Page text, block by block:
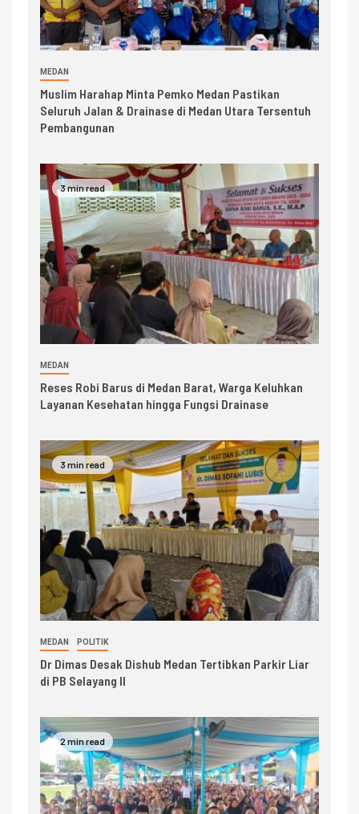
MEDAN
Muslim Harahap Minta Pemko Medan Pastikan
Seluruh Jalan & Drainase di Medan Utara Tersentuh
Pembangunan
3 min read
MEDAN
Reses Robi Barus di Medan Barat, Warga Keluhkan
Layanan Kesehatan hingga Fungsi Drainase
3 min read
MEDAN POLITIK
Dr Dimas Desak Dishub Medan Tertibkan Parkir Liar
di PB Selayang II
2 min read